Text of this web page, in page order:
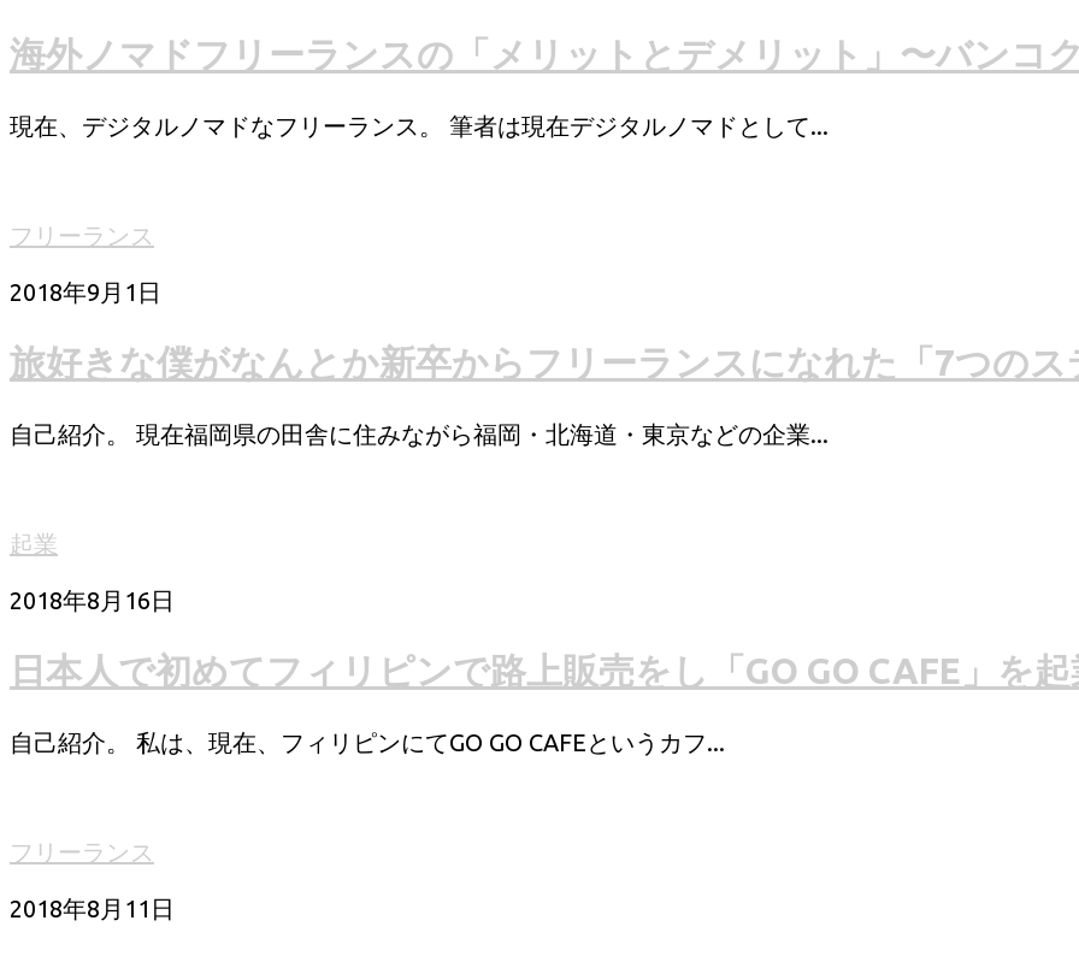
海外ノマドフリーランスの「メリットとデメリット」〜バンコ
現在、デジタルノマドなフリーランス。 筆者は現在デジタルノマドとして...
フリーランス
2018年9月1日
旅好きな僕がなんとか新卒からフリーランスになれた「7つのス
自己紹介。 現在福岡県の田舎に住みながら福岡・北海道・東京などの企業...
起業
2018年8月16日
日本人で初めてフィリピンで路上販売をし「GO GO CAFE」を起
自己紹介。 私は、現在、フィリピンにてGO GO CAFEというカフ...
フリーランス
2018年8月11日